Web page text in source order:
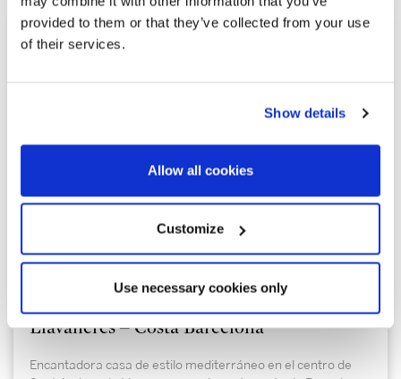
provided to them or that they’ve collected from your use
of their services.
Show details
Allow all cookies
Customize
Use necessary cookies only
Casa en el centro de Sant Andreu de
Llavaneres – Costa Barcelona
Encantadora casa de estilo mediterráneo en el centro de